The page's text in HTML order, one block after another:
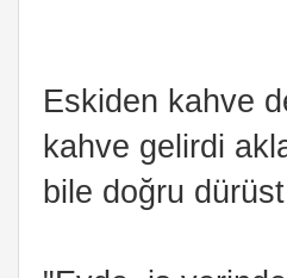
Eskiden kahve
kahve gelirdi
bile doğru